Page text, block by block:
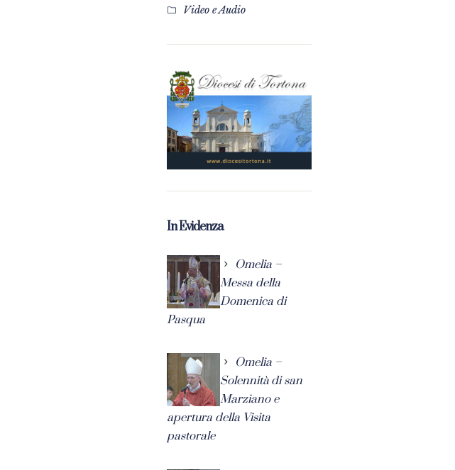
Video e Audio
In Evidenza
Omelia –
Messa della
Domenica di
Pasqua
Omelia –
Solennità di san
Marziano e
apertura della Visita
pastorale